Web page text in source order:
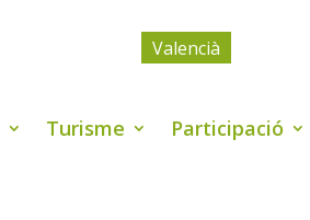
Valencià
Turisme Participació